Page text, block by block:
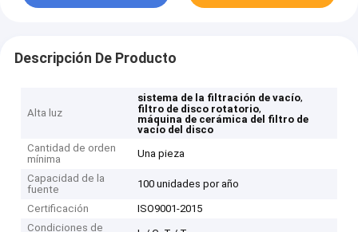
Descripción De Producto
Alta luz
sistema de la filtración de vacío,
filtro de disco rotatorio,
máquina de cerámica del filtro de
vacío del disco
Cantidad de orden
mínima
Una pieza
Capacidad de la
fuente
100 unidades por año
Certificación
ISO9001-2015
Condiciones de